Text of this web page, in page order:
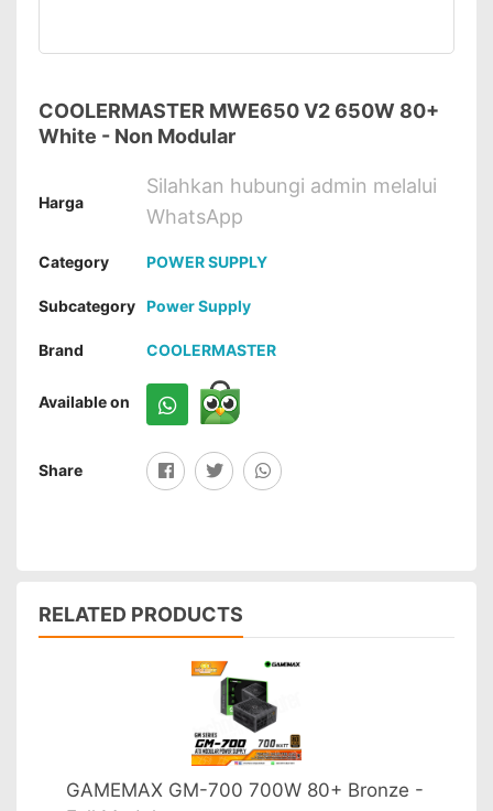
COOLERMASTER MWE650 V2 650W 80+
White - Non Modular
Harga
Silahkan hubungi admin melalui
WhatsApp
Category POWER SUPPLY
Subcategory Power Supply
Brand COOLERMASTER
Available on
Share
RELATED PRODUCTS
GAMEMAX GM-700 700W 80+ Bronze -